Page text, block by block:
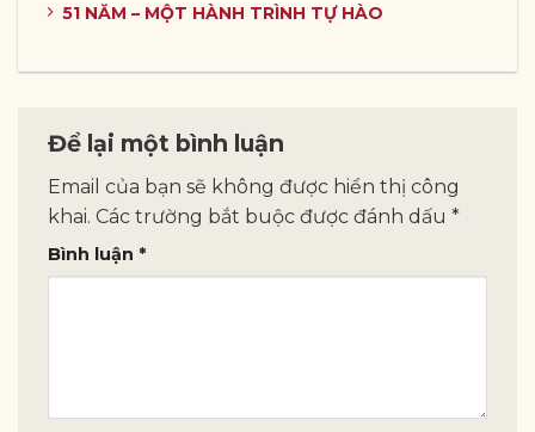
51 NĂM – MỘT HÀNH TRÌNH TỰ HÀO
Để lại một bình luận
Email của bạn sẽ không được hiển thị công
khai. Các trường bắt buộc được đánh dấu *
Bình luận *